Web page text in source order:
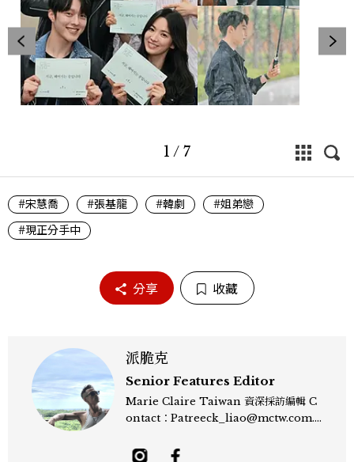
1 / 7
#宋慧喬 #張基龍 #韓劇
#姐弟戀
#現正分手中
分享 收藏
派脆克
Senior Features Editor
Marie Claire Taiwan 資深採訪編輯 C
ontact：Patreeck_liao@mctw.com.t
敏銳的觀察力與敘事能力，撰寫出兼具深度